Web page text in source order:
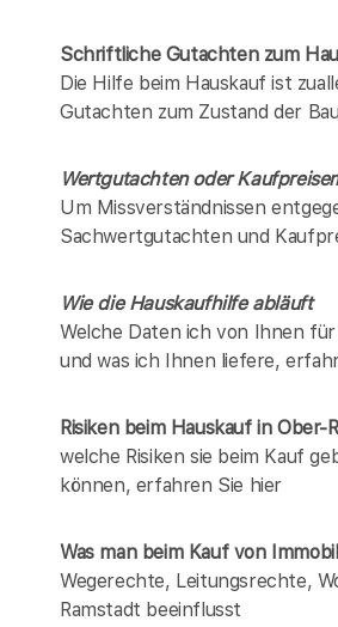
Schriftliche Gutachten zum
Die Hilfe beim Hauskauf ist
Gutachten zum Zustand der
Wertgutachten oder
Um Missverständnissen
Sachwertgutachten und
Wie die Hauskaufhilfe abläuft
Welche Daten ich von Ihnen
und was ich Ihnen liefere,
Risiken beim Hauskaufin Ober-
welche Risiken sie beim Kauf
können, erfahren Sie hier
Was man beim Kauf von
Wegerechte, Leitungsrechte,
Ramstadt beeinflusst